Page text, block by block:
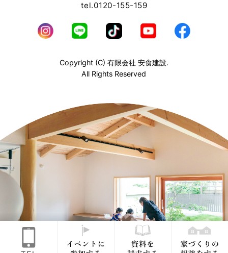
tel.0120-155-159
Copyright (C) 有限会社 安食建設.
All Rights Reserved